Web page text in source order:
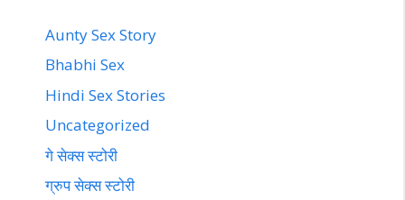
Aunty Sex Story
Bhabhi Sex
Hindi Sex Stories
Uncategorized
गे सेक्स स्टोरी
ग्रुप सेक्स स्टोरी